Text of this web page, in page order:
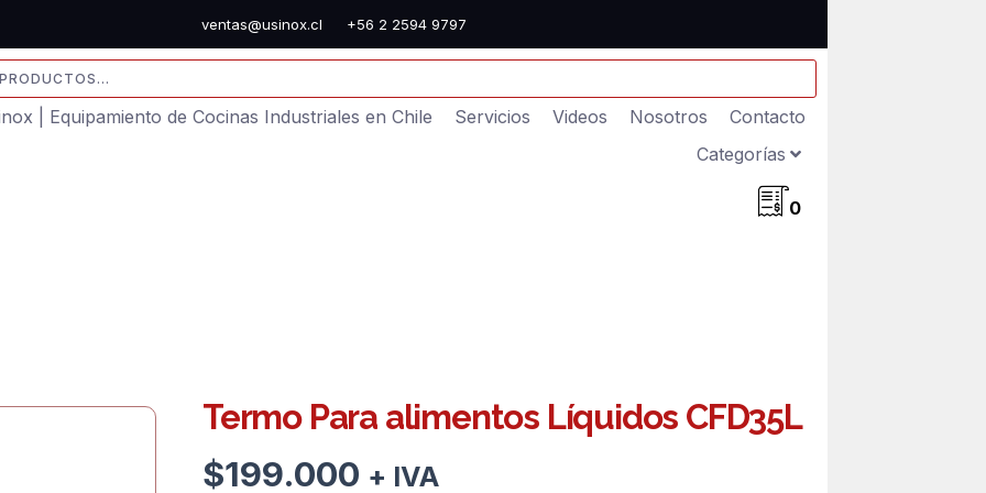
ventas@usinox.cl +56 2 2594 9797
| Equipamiento de Cocinas Industriales en Chile
Servicios Videos Nosotros
Contacto
Categorías
0
Termo Para alimentos Líquidos CFD35L
$199.000 + IVA